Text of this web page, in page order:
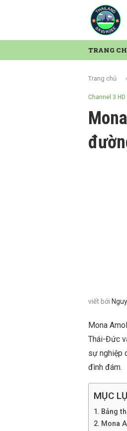
TRANG
Trang chủ
Channel 3 HD
viết bởi
Mona
Thái-Đức
sự nghiệp
đình đám.
MỤC
Bảng
Mona